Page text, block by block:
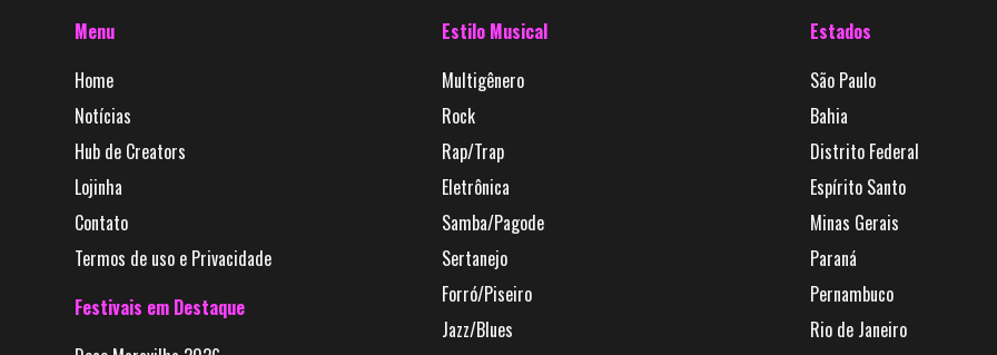
Menu
Home
Notícias
Hub de Creators
Lojinha
Contato
Termos de uso e Privacidade
Festivais em Destaque
Estilo Musical
Multigênero
Rock
Rap/Trap
Eletrônica
Samba/Pagode
Sertanejo
Forró/Piseiro
Jazz/Blues
Estados
São Paulo
Bahia
Distrito Federal
Espírito Santo
Minas Gerais
Paraná
Pernambuco
Rio de Janeiro